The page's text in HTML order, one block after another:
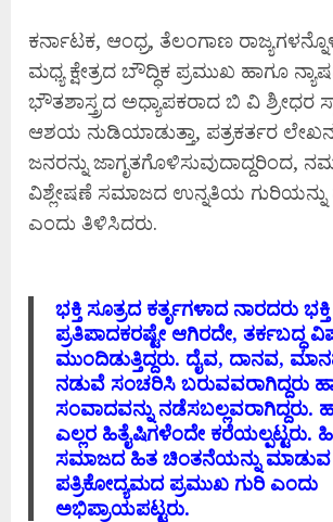
ಕರ್ನಾಟಕ, ಆಂಧ್ರ, ತೆಲಂಗಾಣ
ಮಧ್ಯ ಕ್ಷೇತ್ರದ ಬೌದ್ಧಿಕ ಪ್ರಮುಖ ಹಾಗೂ
ಭೌತಶಾಸ್ತ್ರದ ಅಧ್ಯಾಪಕರಾದ ಬಿ ವಿ ಶ್ರೀಧರ
ಆಶಯ ನುಡಿಯಾಡುತ್ತಾ, ಪತ್ರಕರ್ತರ ಲೇಖನ,
ಜನರನ್ನು ಜಾಗೃತಗೊಳಿಸುವುದಾದ್ದರಿಂದ,
ವಿಶ್ಲೇಷಣೆ ಸಮಾಜದ ಉನ್ನತಿಯ ಗುರಿಯನ್ನು
ಎಂದು ತಿಳಿಸಿದರು.
ಭಕ್ತಿ ಸೂತ್ರದ ಕರ್ತೃಗಳಾದ ನಾರದರು
ಪ್ರತಿಪಾದಕರಷ್ಟೇ ಆಗಿರದೇ, ತರ್ಕಬದ್ಧ
ಮುಂದಿಡುತ್ತಿದ್ದರು. ದೈವ, ದಾನವ,
ನಡುವೆ ಸಂಚರಿಸಿ ಬರುವವರಾಗಿದ್ದರು
ಸಂವಾದವನ್ನು ನಡೆಸಬಲ್ಲವರಾಗಿದ್ದರು.
ಎಲ್ಲರ ಹಿತೈಷಿಗಳೆಂದೇ ಕರೆಯಲ್ಪಟ್ಟರು.
ಸಮಾಜದ ಹಿತ ಚಿಂತನೆಯನ್ನು ಮಾಡುವ
ಪತ್ರಿಕೋದ್ಯಮದ ಪ್ರಮುಖ ಗುರಿ ಎಂದು
ಅಭಿಪ್ರಾಯಪಟ್ಟರು.